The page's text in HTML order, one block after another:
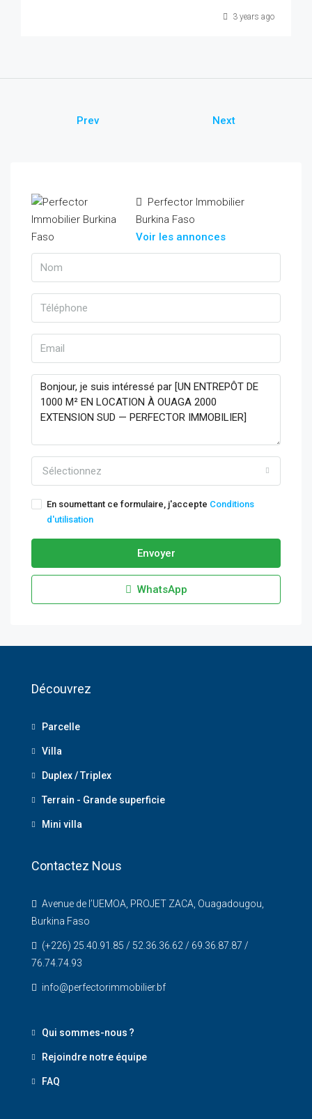
3 years ago
Prev Next
Perfector Immobilier
Burkina Faso
Voir les annonces
Sélectionnez
En soumettant ce formulaire, j'accepte Conditions
d'utilisation
Envoyer
WhatsApp
Découvrez
Parcelle
Villa
Duplex / Triplex
Terrain - Grande superficie
Mini villa
Contactez Nous
Avenue de l’UEMOA, PROJET ZACA, Ouagadougou,
Burkina Faso
(+226) 25.40.91.85 / 52.36.36.62 / 69.36.87.87 /
76.74.74.93
info@perfectorimmobilier.bf
Qui sommes-nous ?
Rejoindre notre équipe
FAQ